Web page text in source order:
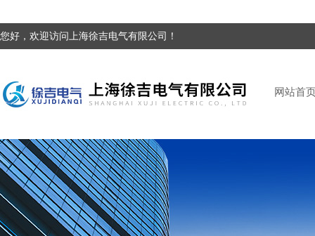
您好，欢迎访问上海徐吉电气有限公司！
网站首